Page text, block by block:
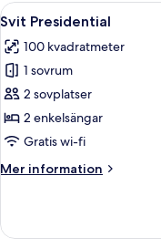
Öppna
alla
foton
för
Svit
Presidential
6
Svit Presidential
100 kvadratmeter
1 sovrum
2 sovplatser
2 enkelsängar
Gratis wi-fi
Mer information
Mer
Presidential